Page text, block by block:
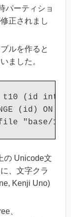
パーティショ
正されまし
ルを作ると
ました。
t10 (id
(id) ON
の Unicode文
、文字クラ
Kenji Uno)
、